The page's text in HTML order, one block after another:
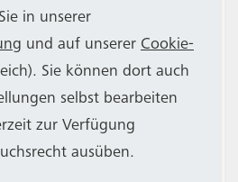
unterstützt das
mit 14
Bus und Bahn weist
trotzdem
allen Stadtbahnlinien
geben kann und bittet
in unserer
und auf unserer Cookie-
Sie können dort auch
selbst bearbeiten
zur Verfügung
ausüben.